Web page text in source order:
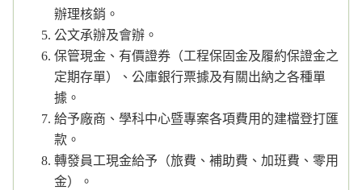
辦理核銷。
公文承辦及會辦。
保管現金、有價證券（工程保固金及履約保證金之
定期存單）、公庫銀行票據及有關出納之各種單
據。
給予廠商、學科中心暨專案各項費用的建檔登打匯
款。
轉發員工現金給予（旅費、補助費、加班費、零用
金）。